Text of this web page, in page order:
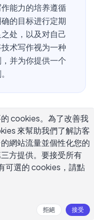
能力的培养遵循
的目标进行定期
处，以及对自己
术写作视为一种
并为你提供一个
刻意练习来建
数人试图通过耳濡目染
风格指南，吸收一些
是进步微乎其微，很
cookies。為了改善我
來幫助我們了解訪客
網站流量並個性化您的
方提供。要接受所有
可選的 cookies，請點
拒絕 接受